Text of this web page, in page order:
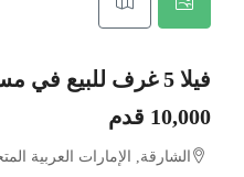
فيلا 5 غرف للبيع
10,000 قدم
الشارقة, الإمارات العربية